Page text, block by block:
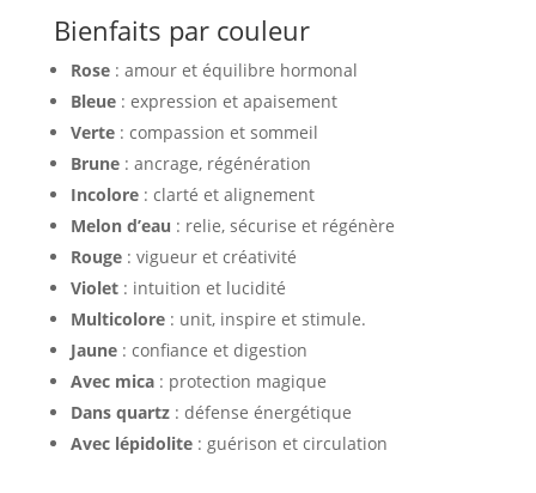
Bienfaits par couleur
Rose: amour et équilibre hormonal
Bleue: expression et apaisement
Verte: compassion et sommeil
Brune: ancrage, régénération
Incolore: clarté et alignement
Melon d’eau : relie, sécurise et régénère
Rouge: vigueur et créativité
Violet: intuition et lucidité
Multicolore: unit, inspire et stimule.
Jaune: confiance et digestion
Avec mica: protection magique
Dans quartz: défense énergétique
Avec lépidolite: guérison et circulation